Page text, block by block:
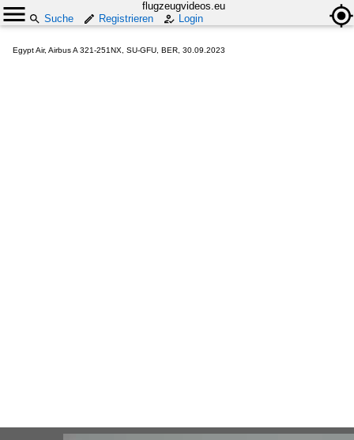
flugzeugvideos.eu
Suche
Registrieren Login
Egypt Air, Airbus A 321-251NX, SU-GFU, BER, 30.09.2023